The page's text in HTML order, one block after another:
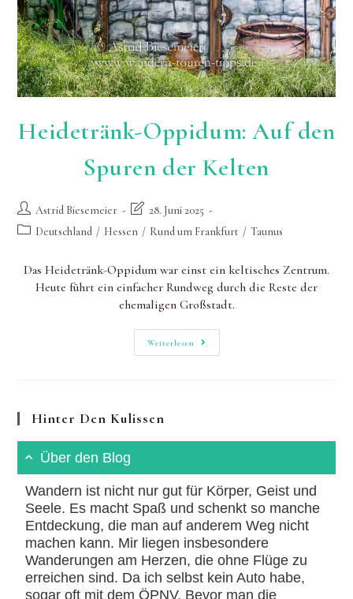
Heidetränk-Oppidum: Auf den
Spuren der Kelten
Beitrags-
Autor:
Astrid Biesemeier
Beitrag
zuletzt
geändert
28. Juni 2025
Beitrags-Deutschland / Hessen / Rund um Frankfurt / Taunus
Das Heidetränk-Oppidum war einst ein keltisches Zentrum.
Heute führt ein einfacher Rundweg durch die Reste der
ehemaligen Großstadt.
Weiterlesen
Heidetränk-
Oppidum:
Hinter Den Kulissen
Über den Blog
Wandern ist nicht nur gut für Körper, Geist und
Seele. Es macht Spaß und schenkt so manche
Entdeckung, die man auf anderem Weg nicht
machen kann. Mir liegen insbesondere
Wanderungen am Herzen, die ohne Flüge zu
erreichen sind. Da ich selbst kein Auto habe,
sogar oft mit dem ÖPNV. Bevor man die